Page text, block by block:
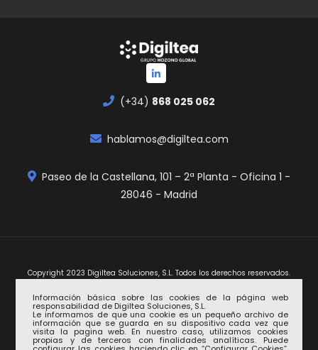
(+34) 868 025 062
hablamos@digiltea.com
Paseo de la Castellana, 101 – 2ª Planta - Oficina 1 -
28046 - Madrid
Copyright 2023 Digiltea Soluciones, S.L. Todos los derechos reservados.
Información básica sobre las cookies de la página web
responsabilidad de Digiltea Soluciones, S.L.
Le informamos de que una cookie es un pequeño archivo de
información que se guarda en su dispositivo cada vez que
visita la pagina web. En nuestro caso, utilizamos cookies
propias y de terceros con finalidades analíticas. Puede